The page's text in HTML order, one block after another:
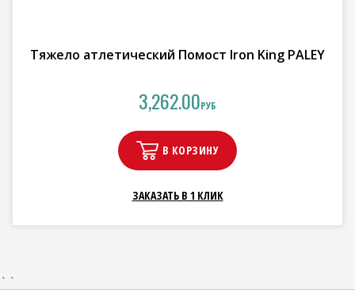
Тяжело атлетический Помост Iron King PALEY
3,262.00РУБ
В КОРЗИНУ
ЗАКАЗАТЬ В 1 КЛИК
` `